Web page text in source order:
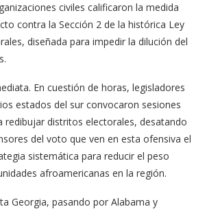
civiles calificaron la medida
contra la Sección 2 de la histórica Ley
diseñada para impedir la dilución del
En cuestión de horas, legisladores
estados del sur convocaron sesiones
redibujar distritos electorales, desatando
del voto que ven en esta ofensiva el
sistemática para reducir el peso
afroamericanas en la región.
Georgia, pasando por Alabama y